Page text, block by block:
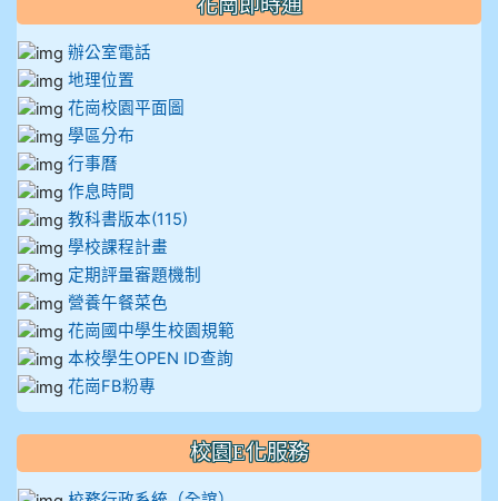
花崗即時通
辦公室電話
地理位置
花崗校園平面圖
學區分布
行事曆
作息時間
教科書版本(115)
學校課程計畫
定期評量審題機制
營養午餐菜色
花崗國中學生校園規範
本校學生OPEN ID查詢
花崗FB粉專
校園E化服務